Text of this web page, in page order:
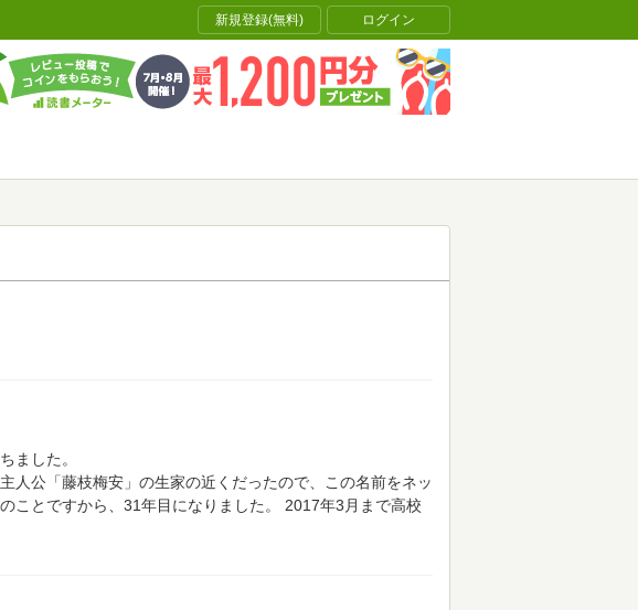
新規登録(無料) ログイン
ました。
人公「藤枝梅安」の生家の近くだったので、この名前をネッ
ことですから、31年目になりました。
2017年3月まで高校